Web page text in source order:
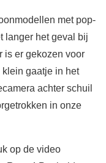
met pop-
langer het geval bij
is er gekozen voor
gaatje in het
achter schuil
in onze
op de video